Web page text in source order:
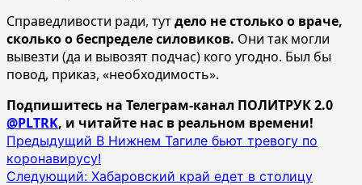
Справедливости ради, тутдело не столько о враче,
сколько о беспределе силовиков. Они так могли
вывезти (да и вывозят подчас) кого угодно. Был бы
повод, приказ, «необходимость».
Подпишитесь на Телеграм-канал ПОЛИТРУК 2.0
@PLTRK, и читайте нас в реальном времени!
Навигация
записи
Предыдущий В Нижнем Тагиле бьют тревогу по
коронавирусу!
Следующий: Хабаровский край едет в столицу